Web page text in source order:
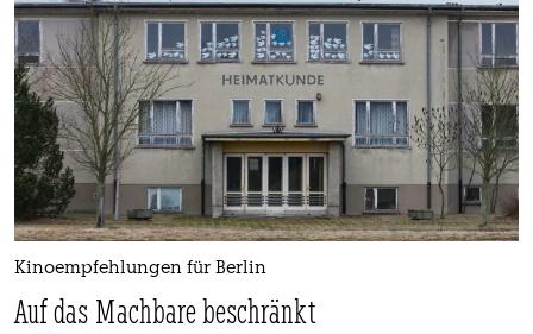
Kinoempfehlungen für Berlin
Auf das Machbare beschränkt